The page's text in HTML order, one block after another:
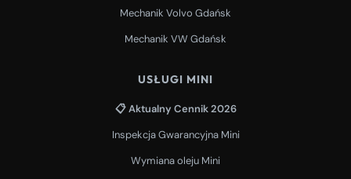
Mechanik Volvo Gdańsk
Mechanik VW Gdańsk
USŁUGI MINI
📋 Aktualny Cennik 2026
Inspekcja Gwarancyjna Mini
Wymiana oleju Mini